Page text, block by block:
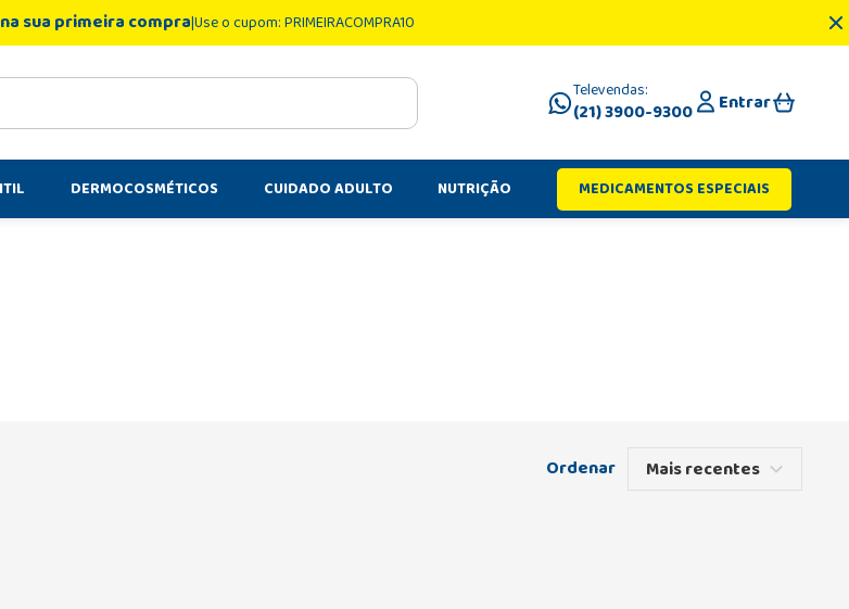
sua primeira compraUse o cupom: PRIMEIRACOMPRA10
Televendas:
(21) 3900-9300 Entrar
DERMOCOSMÉTICOS CUIDADO ADULTO NUTRIÇÃO MEDICAMENTOS ESPECIAIS
Mais recentes